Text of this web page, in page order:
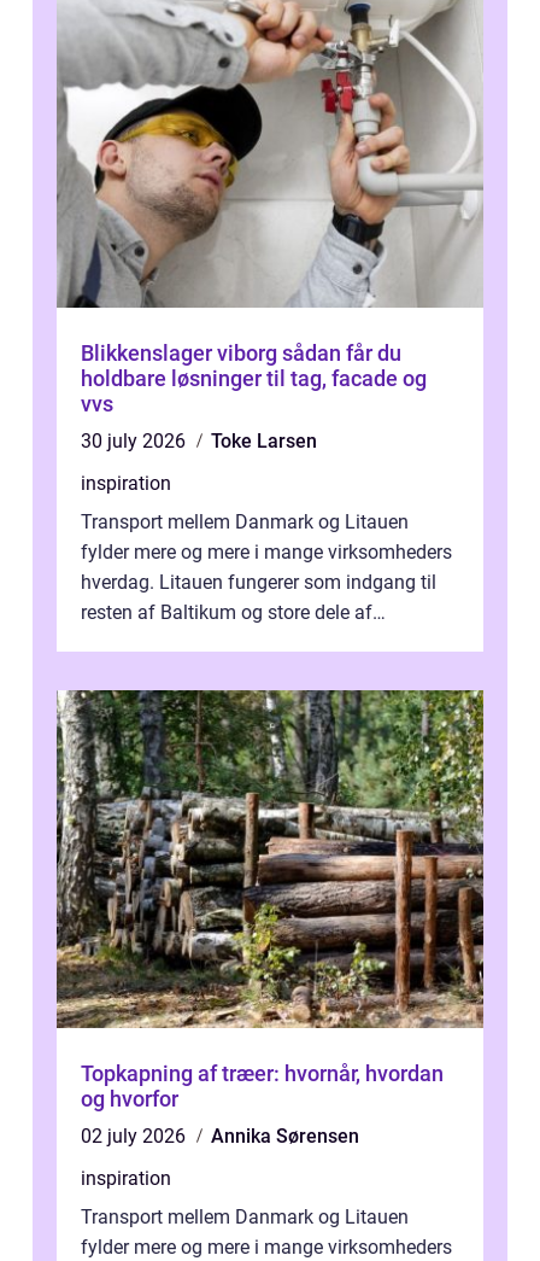
Blikkenslager viborg sådan får du
holdbare løsninger til tag, facade og
vvs
30 july 2026
Toke Larsen
inspiration
Transport mellem Danmark og Litauen
fylder mere og mere i mange virksomheders
hverdag. Litauen fungerer som indgang til
resten af Baltikum og store dele af
Topkapning af træer: hvornår, hvordan
og hvorfor
02 july 2026
Annika Sørensen
inspiration
Transport mellem Danmark og Litauen
fylder mere og mere i mange virksomheders